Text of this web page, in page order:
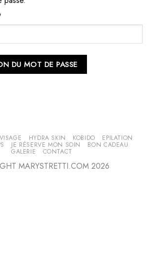
DU MOT DE PASSE
HYDRA SKIN KOBIDO EPILATION
JE RÉSERVE MON SOIN BON CADEAU
GALERIE CONTACT
MARYSTRETTI.COM 2026